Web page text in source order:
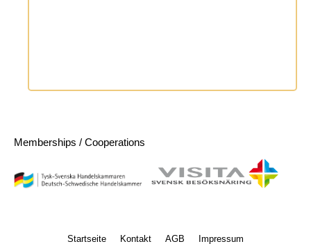
Memberships / Cooperations
Startseite Kontakt AGB Impressum